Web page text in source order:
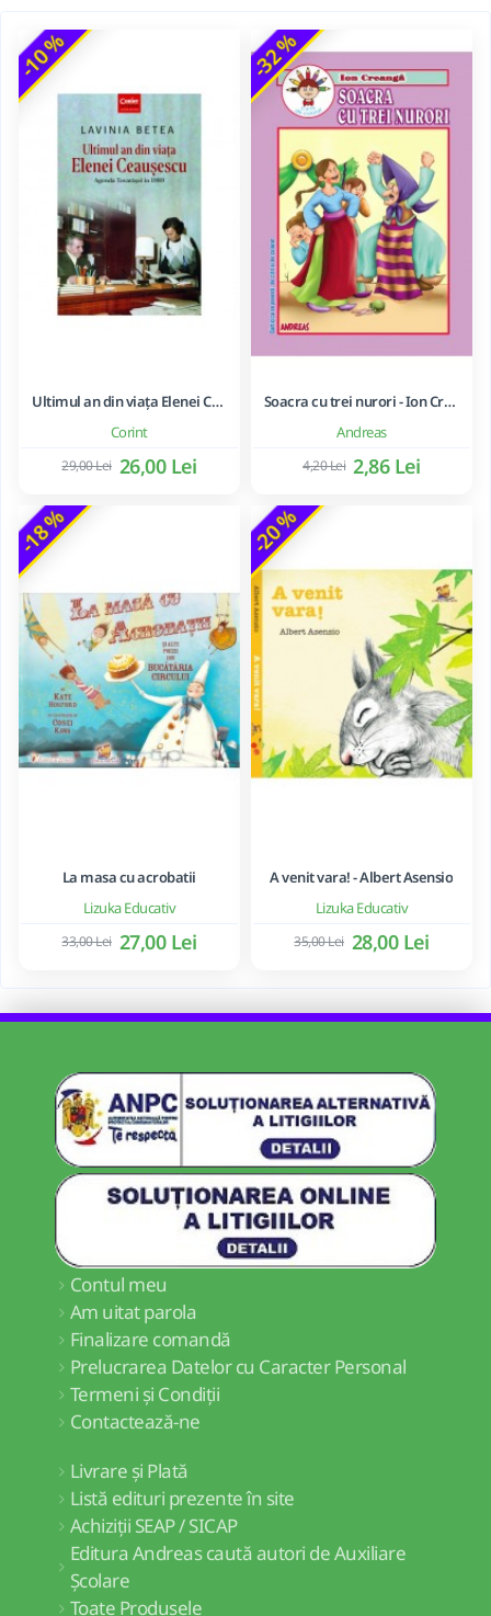
-10 %
Corint
Ultimul an din viața Elenei Ceaușescu - LAVINIA BETEA
26,00 Lei
29,00 Lei
-32 %
Andreas
Soacra cu trei nurori - Ion Creanga
2,86 Lei
4,20 Lei
-18 %
Lizuka Educativ
La masa cu acrobatii
27,00 Lei
33,00 Lei
-20 %
Lizuka Educativ
A venit vara! - Albert Asensio
28,00 Lei
35,00 Lei
Contul meu
Am uitat parola
Finalizare comandă
Prelucrarea Datelor cu Caracter Personal
Termeni și Condiții
Contactează-ne
Livrare și Plată
Listă edituri prezente în site
Achiziții SEAP / SICAP
Editura Andreas caută autori de Auxiliare
Școlare
Toate Produsele